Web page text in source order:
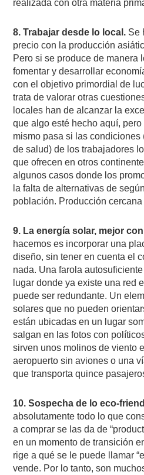
realizada con otra materia
8. Trabajar desde lo local. Se
precio con la producción
Pero si se produce de manera
fomentar y desarrollar
con el objetivo primordial de
trata de valorar otras
locales han de alcanzar la
que algo esté hecho aquí,
mismo pasa si las
de salud) de los trabajadores
que ofrecen en otros
algunos casos donde los
la falta de alternativas de
población. Producción
9. La energía solar, mejor
hacemos es incorporar una
diseño, sin tener en cuenta el
nada. Una farola
lugar donde ya existe una red
puede ser redundante. Un
solares que no pueden
están ubicadas en un lugar
salgan en las fotos con
sirven unos molinos de viento
aeropuerto sin aviones o una
que transporta quince
10. Sospecha de lo eco-
absolutamente todo lo que
a comprar se las da de
en un momento de transición
rige a qué se le puede llamar
vende. Por lo tanto, son